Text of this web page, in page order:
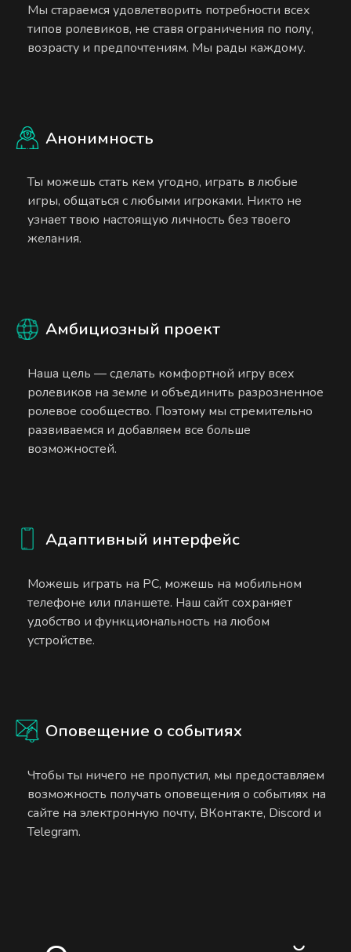
Мы стараемся удовлетворить потребности всех
типов ролевиков, не ставя ограничения по полу,
возрасту и предпочтениям. Мы рады каждому.
Анонимность
Ты можешь стать кем угодно, играть в любые
игры, общаться с любыми игроками. Никто не
узнает твою настоящую личность без твоего
желания.
Амбициозный проект
Наша цель — сделать комфортной игру всех
ролевиков на земле и объединить разрозненное
ролевое сообщество. Поэтому мы стремительно
развиваемся и добавляем все больше
возможностей.
Адаптивный интерфейс
Можешь играть на PC, можешь на мобильном
телефоне или планшете. Наш сайт сохраняет
удобство и функциональность на любом
устройстве.
Оповещение о событиях
Чтобы ты ничего не пропустил, мы предоставляем
возможность получать оповещения о событиях на
сайте на электронную почту, ВКонтакте, Discord и
Telegram.